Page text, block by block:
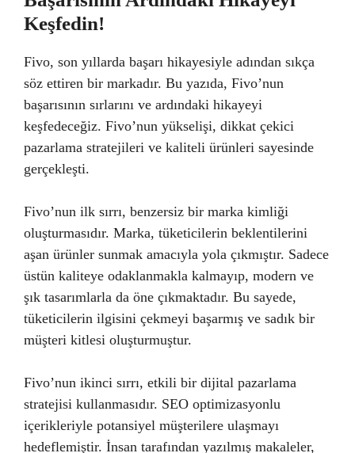
Keşfedin!
Fivo, son yıllarda başarı hikayesiyle adından sıkça
söz ettiren bir markadır. Bu yazıda, Fivo’nun
başarısının sırlarını ve ardındaki hikayeyi
keşfedeceğiz. Fivo’nun yükselişi, dikkat çekici
pazarlama stratejileri ve kaliteli ürünleri sayesinde
gerçekleşti.
Fivo’nun ilk sırrı, benzersiz bir marka kimliği
oluşturmasıdır. Marka, tüketicilerin beklentilerini
aşan ürünler sunmak amacıyla yola çıkmıştır. Sadece
üstün kaliteye odaklanmakla kalmayıp, modern ve
şık tasarımlarla da öne çıkmaktadır. Bu sayede,
tüketicilerin ilgisini çekmeyi başarmış ve sadık bir
müşteri kitlesi oluşturmuştur.
Fivo’nun ikinci sırrı, etkili bir dijital pazarlama
stratejisi kullanmasıdır. SEO optimizasyonlu
içerikleriyle potansiyel müşterilere ulaşmayı
hedeflemiştir. İnsan tarafından yazılmış makaleler,